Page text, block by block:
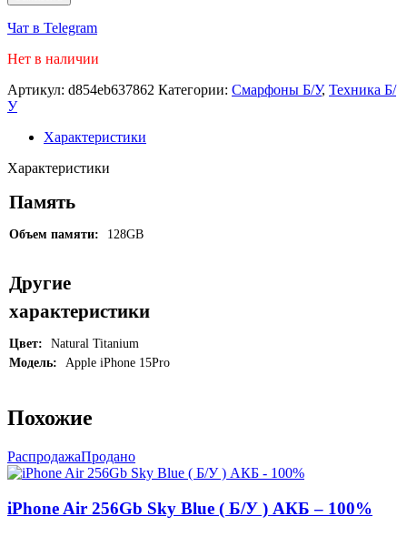
Чат в Telegram
Нет в наличии
Артикул: d854eb637862 Категории: Смарфоны Б/У, Техника Б/
У
Характеристики
Характеристики
Память
Объем памяти: 128GB
Другие
характеристики
Цвет:
Natural Titanium
Модель:
Apple iPhone 15Pro
Похожие
РаспродажаПродано
iPhone Air 256Gb Sky Blue ( Б/У ) АКБ – 100%